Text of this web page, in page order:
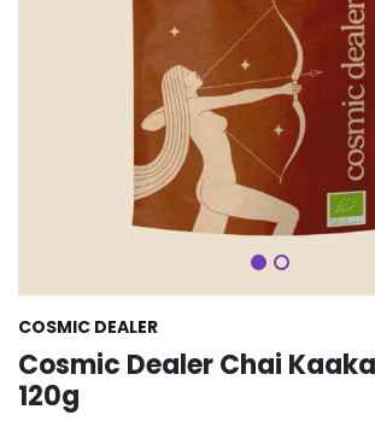
Seuraava
COSMIC DEALER
Cosmic Dealer Chai
120g